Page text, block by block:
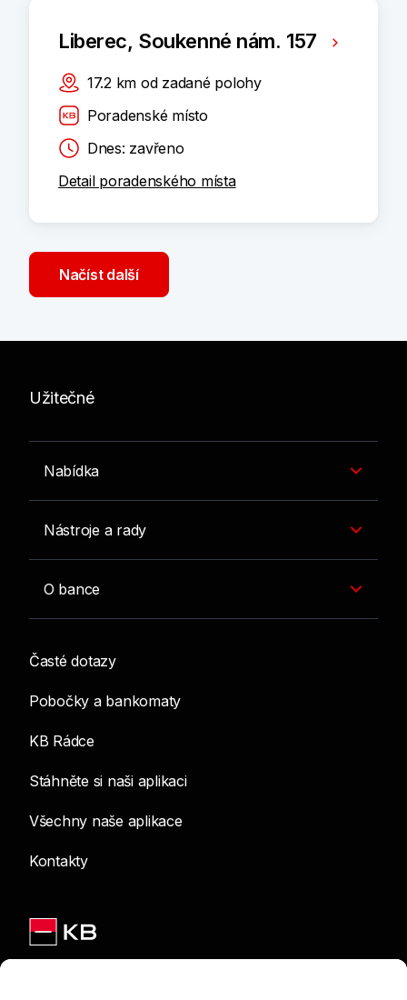
Liberec, Soukenné nám. 157
17.2 km od zadané polohy
Poradenské místo
Dnes: zavřeno
Detail poradenského místa
Načíst další
Užitečné
Nabídka
Nástroje a rady
O bance
Časté dotazy
Pobočky a bankomaty
KB Rádce
Stáhněte si naši aplikaci
Všechny naše aplikace
Kontakty